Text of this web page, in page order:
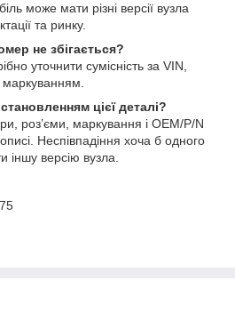
може мати різні версії вузла
та ринку.
не збігається?
уточнити сумісність за VIN,
маркуванням.
цієї деталі?
роз’єми, маркування і OEM/P/N
Неспівпадіння хоча б одного
іншу версію вузла.